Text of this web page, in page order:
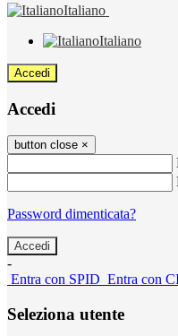
Italiano
Italiano
Accedi
Accedi
button close ×
Password dimenticata?
-
Entra con SPID Entra con
Seleziona utente